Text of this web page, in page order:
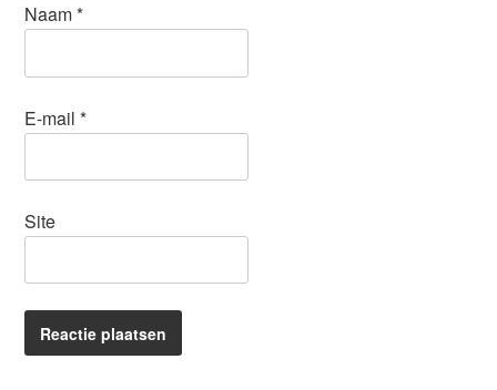
Naam*
E-mail*
Site